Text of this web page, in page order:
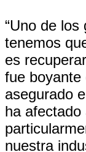
“Uno de
tenemos
es
fue boyante
asegurado
ha
nuestra